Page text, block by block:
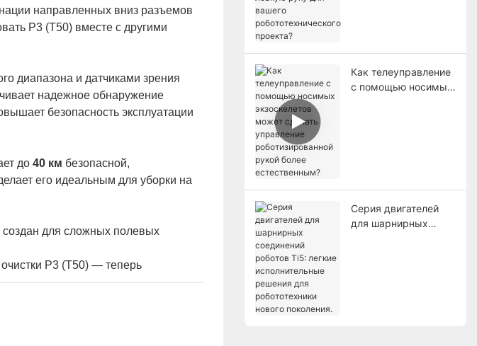
направленных вниз разъемов
P3 (T50) вместе с другими
диапазона и датчиками зрения
надежное обнаружение
безопасность эксплуатации
до40 км безопасной,
его идеальным для уборки на
для сложных полевых
Как телеуправление
с помощью носимых
Серия двигателей
для шарнирных